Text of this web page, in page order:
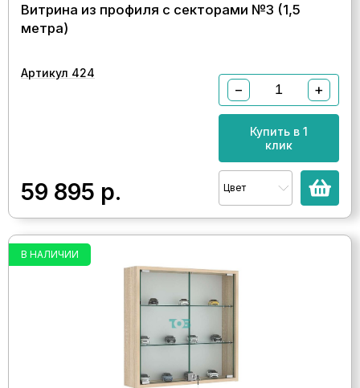
Витрина из профиля с секторами №3 (1,5
метра)
Артикул 424
59 895 р.
− +
Купить в 1
клик
Цвет
В НАЛИЧИИ